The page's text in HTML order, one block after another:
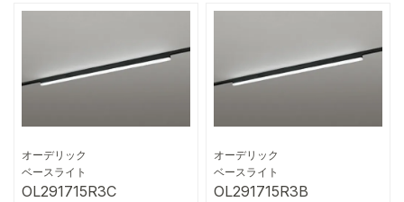
オーデリック
ベースライト
OL291715R3C
オーデリック
ベースライト
OL291715R3B